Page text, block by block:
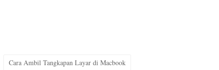
Cara Ambil Tangkapan Layar di Macbook